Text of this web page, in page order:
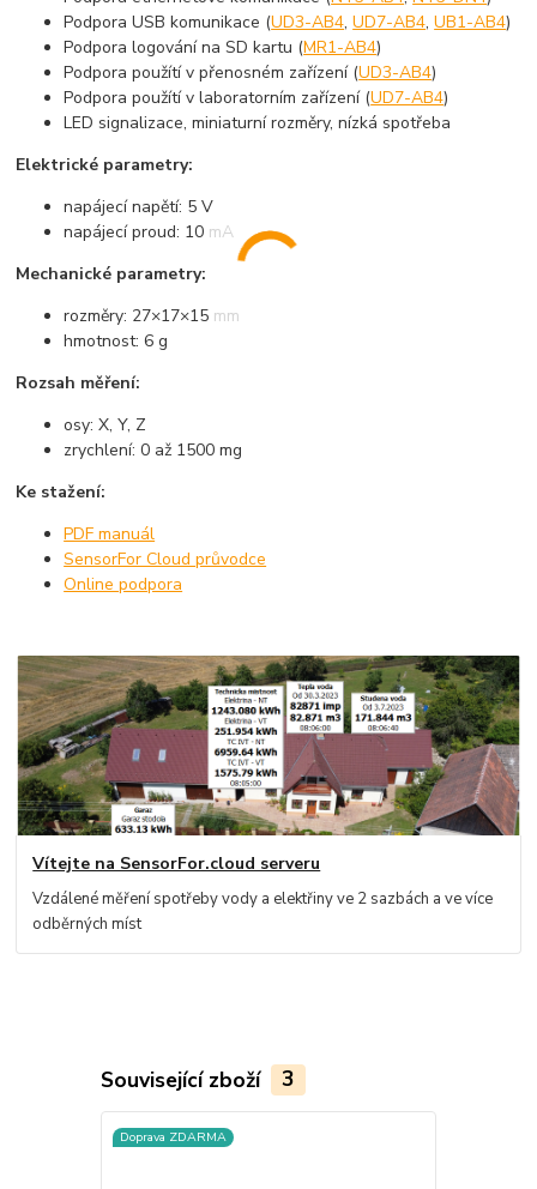
Podpora USB komunikace (UD3-AB4,UD7-AB4,UB1-AB4)
Podpora logování na SD kartu (MR1-AB4)
Podpora použítí v přenosném zařízení (UD3-AB4)
Podpora použítí v laboratorním zařízení (UD7-AB4)
LED signalizace, miniaturní rozměry, nízká spotřeba
Elektrické parametry:
napájecí napětí: 5 V
napájecí proud: 10 mA
Mechanické parametry:
rozměry: 27×17×15 mm
hmotnost: 6 g
Rozsah měření:
osy: X, Y, Z
zrychlení: 0 až 1500 mg
Ke stažení:
PDF manuál
SensorFor Cloud průvodce
Online podpora
Vítejte na SensorFor.cloud serveru
Vzdálené měření spotřeby vody a elektřiny ve 2 sazbách a ve více
odběrných míst
Související zboží 3
Doprava ZDARMA